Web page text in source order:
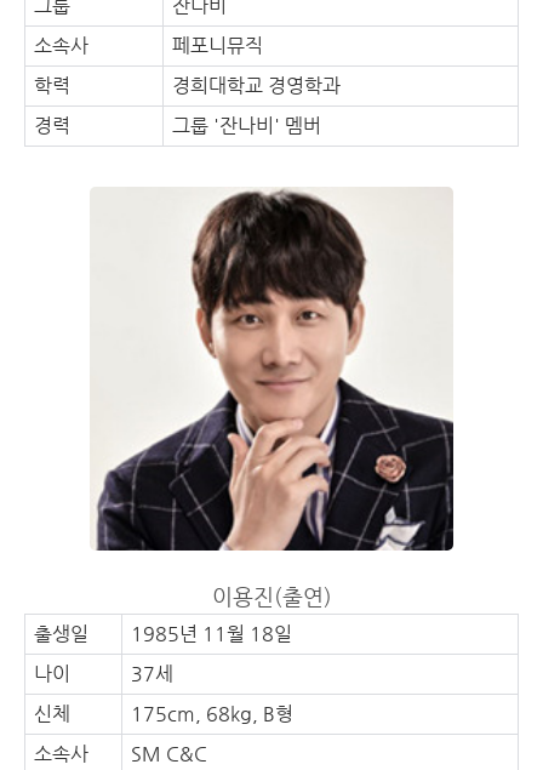
그룹
잔나비
소속사
페포니뮤직
학력
경희대학교 경영학과
경력
그룹 '잔나비' 멤버
이용진(출연)
출생일
1985년 11월 18일
나이
37세
신체
175cm, 68kg, B형
소속사
SM C&C